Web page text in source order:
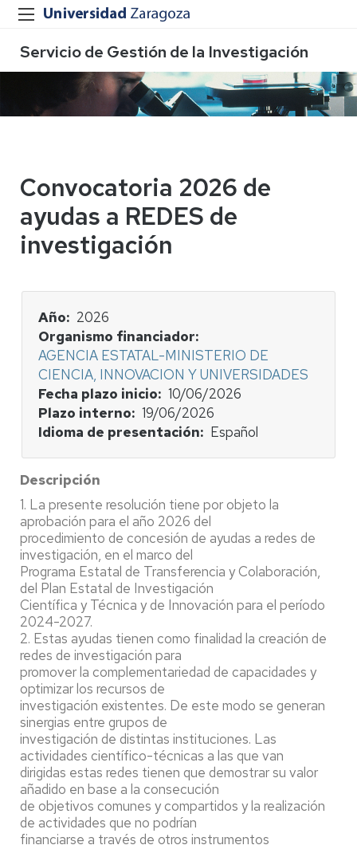
Servicio de Gestión de la Investigación
Convocatoria 2026 de
ayudas a REDES de
investigación
Año
2026
Organismo financiador
AGENCIA ESTATAL-MINISTERIO DE
CIENCIA, INNOVACION Y UNIVERSIDADES
Fecha plazo inicio
10/06/2026
Plazo interno
19/06/2026
Idioma de presentación
Español
Descripción
1. La presente resolución tiene por objeto la
aprobación para el año 2026 del
procedimiento de concesión de ayudas a redes de
investigación, en el marco del
Programa Estatal de Transferencia y Colaboración,
del Plan Estatal de Investigación
Científica y Técnica y de Innovación para el período
2024-2027.
2. Estas ayudas tienen como finalidad la creación de
redes de investigación para
promover la complementariedad de capacidades y
optimizar los recursos de
investigación existentes. De este modo se generan
sinergias entre grupos de
investigación de distintas instituciones. Las
actividades científico-técnicas a las que van
dirigidas estas redes tienen que demostrar su valor
añadido en base a la consecución
de objetivos comunes y compartidos y la realización
de actividades que no podrían
financiarse a través de otros instrumentos